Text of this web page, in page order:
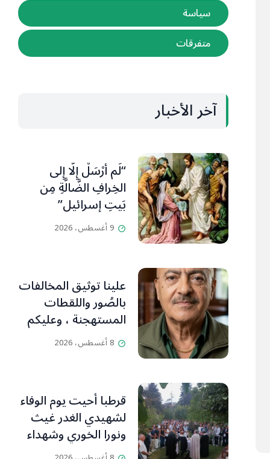
سياسة
متفرقات
آخر الأخبار
“لَم أُرْسَلْ إِلَّا إِلى
الخِرافِ الضَّالَّةِ مِن
بَيتِ إسرائيل”
9 أغسطس، 2026
علينا توثيق المخالفات
بالصُور واللقطات
المستهجنة ، وعليكم
التنبّه وإبداء آرائكم
بالتعليقات (جورج
8 أغسطس، 2026
قرطبا أحيت يوم الوفاء
لشهيدي الغدر غيث
ونورا الخوري وشهداء
٤ آب من أبناء البلدة..